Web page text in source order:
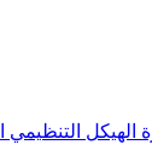
الهيكل التنظيمي